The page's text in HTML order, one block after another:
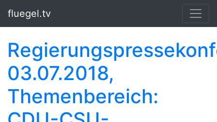
fluegel.tv
03.07.2018,
Themenbereich: